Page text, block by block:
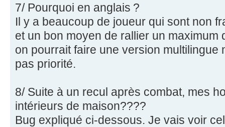
7/ Pourquoi en anglais ?
Il y a beaucoup de joueur qui sont non
et un bon moyen de rallier un maximum
on pourrait faire une version multilingue
pas priorité.
8/ Suite à un recul après combat, mes
intérieurs de maison????
Bug expliqué ci-dessous. Je vais voir